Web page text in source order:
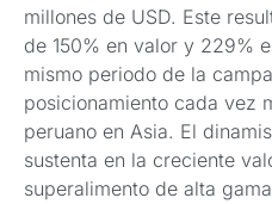
millones de USD. Este
de 150% en valor y 229%
mismo periodo de la
posicionamiento cada vez
peruano en Asia. El
sustenta en la creciente
superalimento de alta